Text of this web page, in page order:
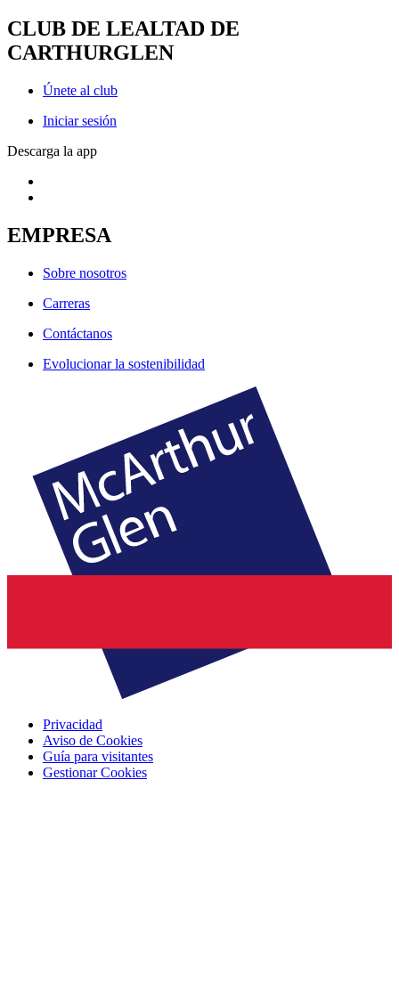
CLUB DE LEALTAD DE
CARTHURGLEN
Únete al club
Iniciar sesión
Descarga la app
EMPRESA
Sobre nosotros
Carreras
Contáctanos
Evolucionar la sostenibilidad
Privacidad
Aviso de Cookies
Guía para visitantes
Gestionar Cookies